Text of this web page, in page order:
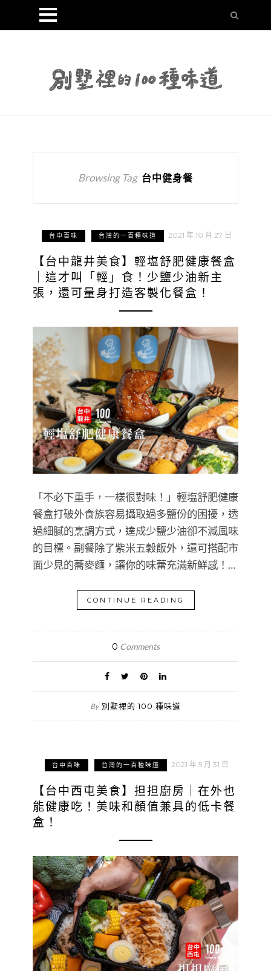
Browsing Tag 台中健身餐
台中百味 台灣的一百種味道 2021 年 10 月 27 日
【台中龍井美食】輕塩舒肥健康餐盒
｜這才叫「輕」食！少鹽少油新主
張，還可量身打造客製化餐盒！
「不必下重手，一樣很對味！」輕塩舒肥健康
餐盒打破外食族容易攝取過多鹽份的困擾，透
過細膩的烹調方式，達成少鹽少油卻不減風味
的目標。副餐除了紫米五穀飯外，還可搭配市
面少見的蕎麥麵，讓你的味蕾充滿新鮮感！…
CONTINUE READING
0 Comments
By 別墅裡的 100 種味道
台中百味 台灣的一百種味道 2021 年 5 月 31 日
【台中西屯美食】担担廚房｜在外也
能健康吃！美味和顏值兼具的低卡餐
盒！